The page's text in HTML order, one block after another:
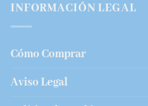
INFORMACIÓN LEGAL
Cómo Comprar
Aviso Legal